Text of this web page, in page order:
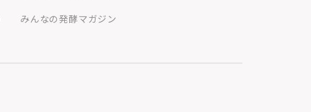
みんなの発酵マガジン